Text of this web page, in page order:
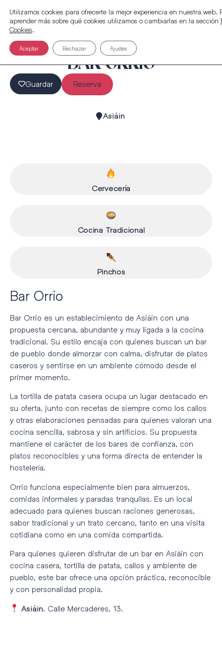
BAR ORRIO
Guardar Reserva
Asiáin
Cervecería
Cocina Tradicional
Pinchos
Bar Orrio
Bar Orrio es un establecimiento de Asiáin con una
propuesta cercana, abundante y muy ligada a la cocina
tradicional. Su estilo encaja con quienes buscan un bar
de pueblo donde almorzar con calma, disfrutar de platos
caseros y sentirse en un ambiente cómodo desde el
primer momento.
La tortilla de patata casera ocupa un lugar destacado en
su oferta, junto con recetas de siempre como los callos
y otras elaboraciones pensadas para quienes valoran una
cocina sencilla, sabrosa y sin artificios. Su propuesta
mantiene el carácter de los bares de confianza, con
platos reconocibles y una forma directa de entender la
hostelería.
Orrio funciona especialmente bien para almuerzos,
comidas informales y paradas tranquilas. Es un local
adecuado para quienes buscan raciones generosas,
sabor tradicional y un trato cercano, tanto en una visita
cotidiana como en una comida compartida.
Para quienes quieren disfrutar de un bar en Asiáin con
cocina casera, tortilla de patata, callos y ambiente de
pueblo, este bar ofrece una opción práctica, reconocible
y con personalidad propia.
Asiáin . Calle Mercaderes, 13.
Utilizamos cookies para ofrecerte la mejor experiencia en nuestra web.
aprender más sobre qué cookies utilizamos o cambiarlas en la sección
Cookies.
Aceptar Rechazar Ajustes